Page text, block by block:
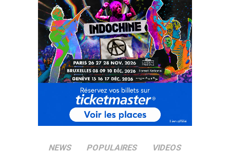
NEWS POPULAIRES VIDEOS